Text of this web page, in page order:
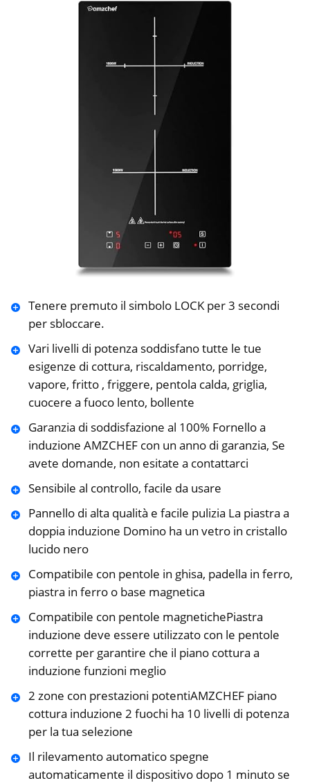
Tenere premuto il simbolo LOCK per 3 secondi
per sbloccare.
Vari livelli di potenza soddisfano tutte le tue
esigenze di cottura, riscaldamento, porridge,
vapore, fritto , friggere, pentola calda, griglia,
cuocere a fuoco lento, bollente
Garanzia di soddisfazione al 100% Fornello a
induzione AMZCHEF con un anno di garanzia, Se
avete domande, non esitate a contattarci
Sensibile al controllo, facile da usare
Pannello di alta qualità e facile pulizia La piastra a
doppia induzione Domino ha un vetro in cristallo
lucido nero
Compatibile con pentole in ghisa, padella in ferro,
piastra in ferro o base magnetica
Compatibile con pentole magnetichePiastra
induzione deve essere utilizzato con le pentole
corrette per garantire che il piano cottura a
induzione funzioni meglio
2 zone con prestazioni potentiAMZCHEF piano
cottura induzione 2 fuochi ha 10 livelli di potenza
per la tua selezione
Il rilevamento automatico spegne
automaticamente il dispositivo dopo 1 minuto se